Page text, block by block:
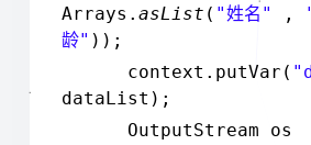
Arrays. asList ( "姓名 " ,
龄" ));
context.putVar(
dataList);
OutputStream os